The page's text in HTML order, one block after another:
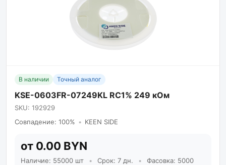
В наличии Точный аналог
KSE-0603FR-07249KL RC1% 249 кОм
SKU: 192929
Совпадение: 100% • KEEN SIDE
от 0.00 BYN
Наличие: 55000 шт • Срок: 7 дн. •
Фасовка: 5000